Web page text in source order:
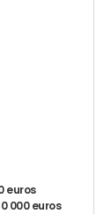
euros
000 euros